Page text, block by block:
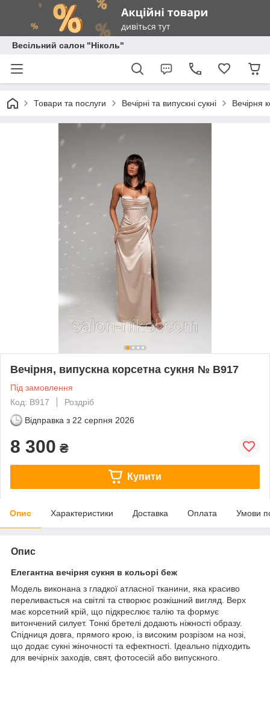
Весільний салон "Ніколь"
Товари та послуги Вечірні та випускні сукні Вечірня
Вечірня, випускна корсетна сукня № В917
Під замовлення
Код: В917
Роздріб
Відправка з 22 серпня 2026
8 300 ₴
Купити
Опис Характеристики Доставка Оплата Умови
Опис
Елегантна вечірня сукня в кольорі беж
Модель виконана з гладкої атласної тканини, яка красиво
переливається на світлі та створює розкішний вигляд. Верх
має корсетний крій, що підкреслює талію та формує
витончений силует. Тонкі бретелі додають ніжності образу.
Спідниця довга, прямого крою, із високим розрізом на нозі,
що додає сукні жіночності та ефектності. Ідеально підходить
для вечірніх заходів, свят, фотосесій або випускного.